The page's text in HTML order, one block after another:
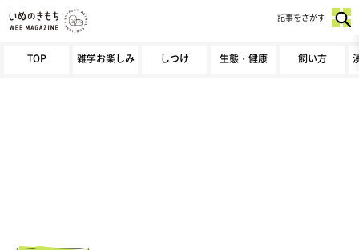
TOP 雑学お楽しみ しつけ 生態・健康 飼い方
記事をさがす